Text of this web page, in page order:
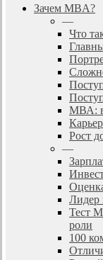
search
Menu
Зачем MBA?
—
Что
МВА:
Рост
—
Лидер
Тест
роли
100